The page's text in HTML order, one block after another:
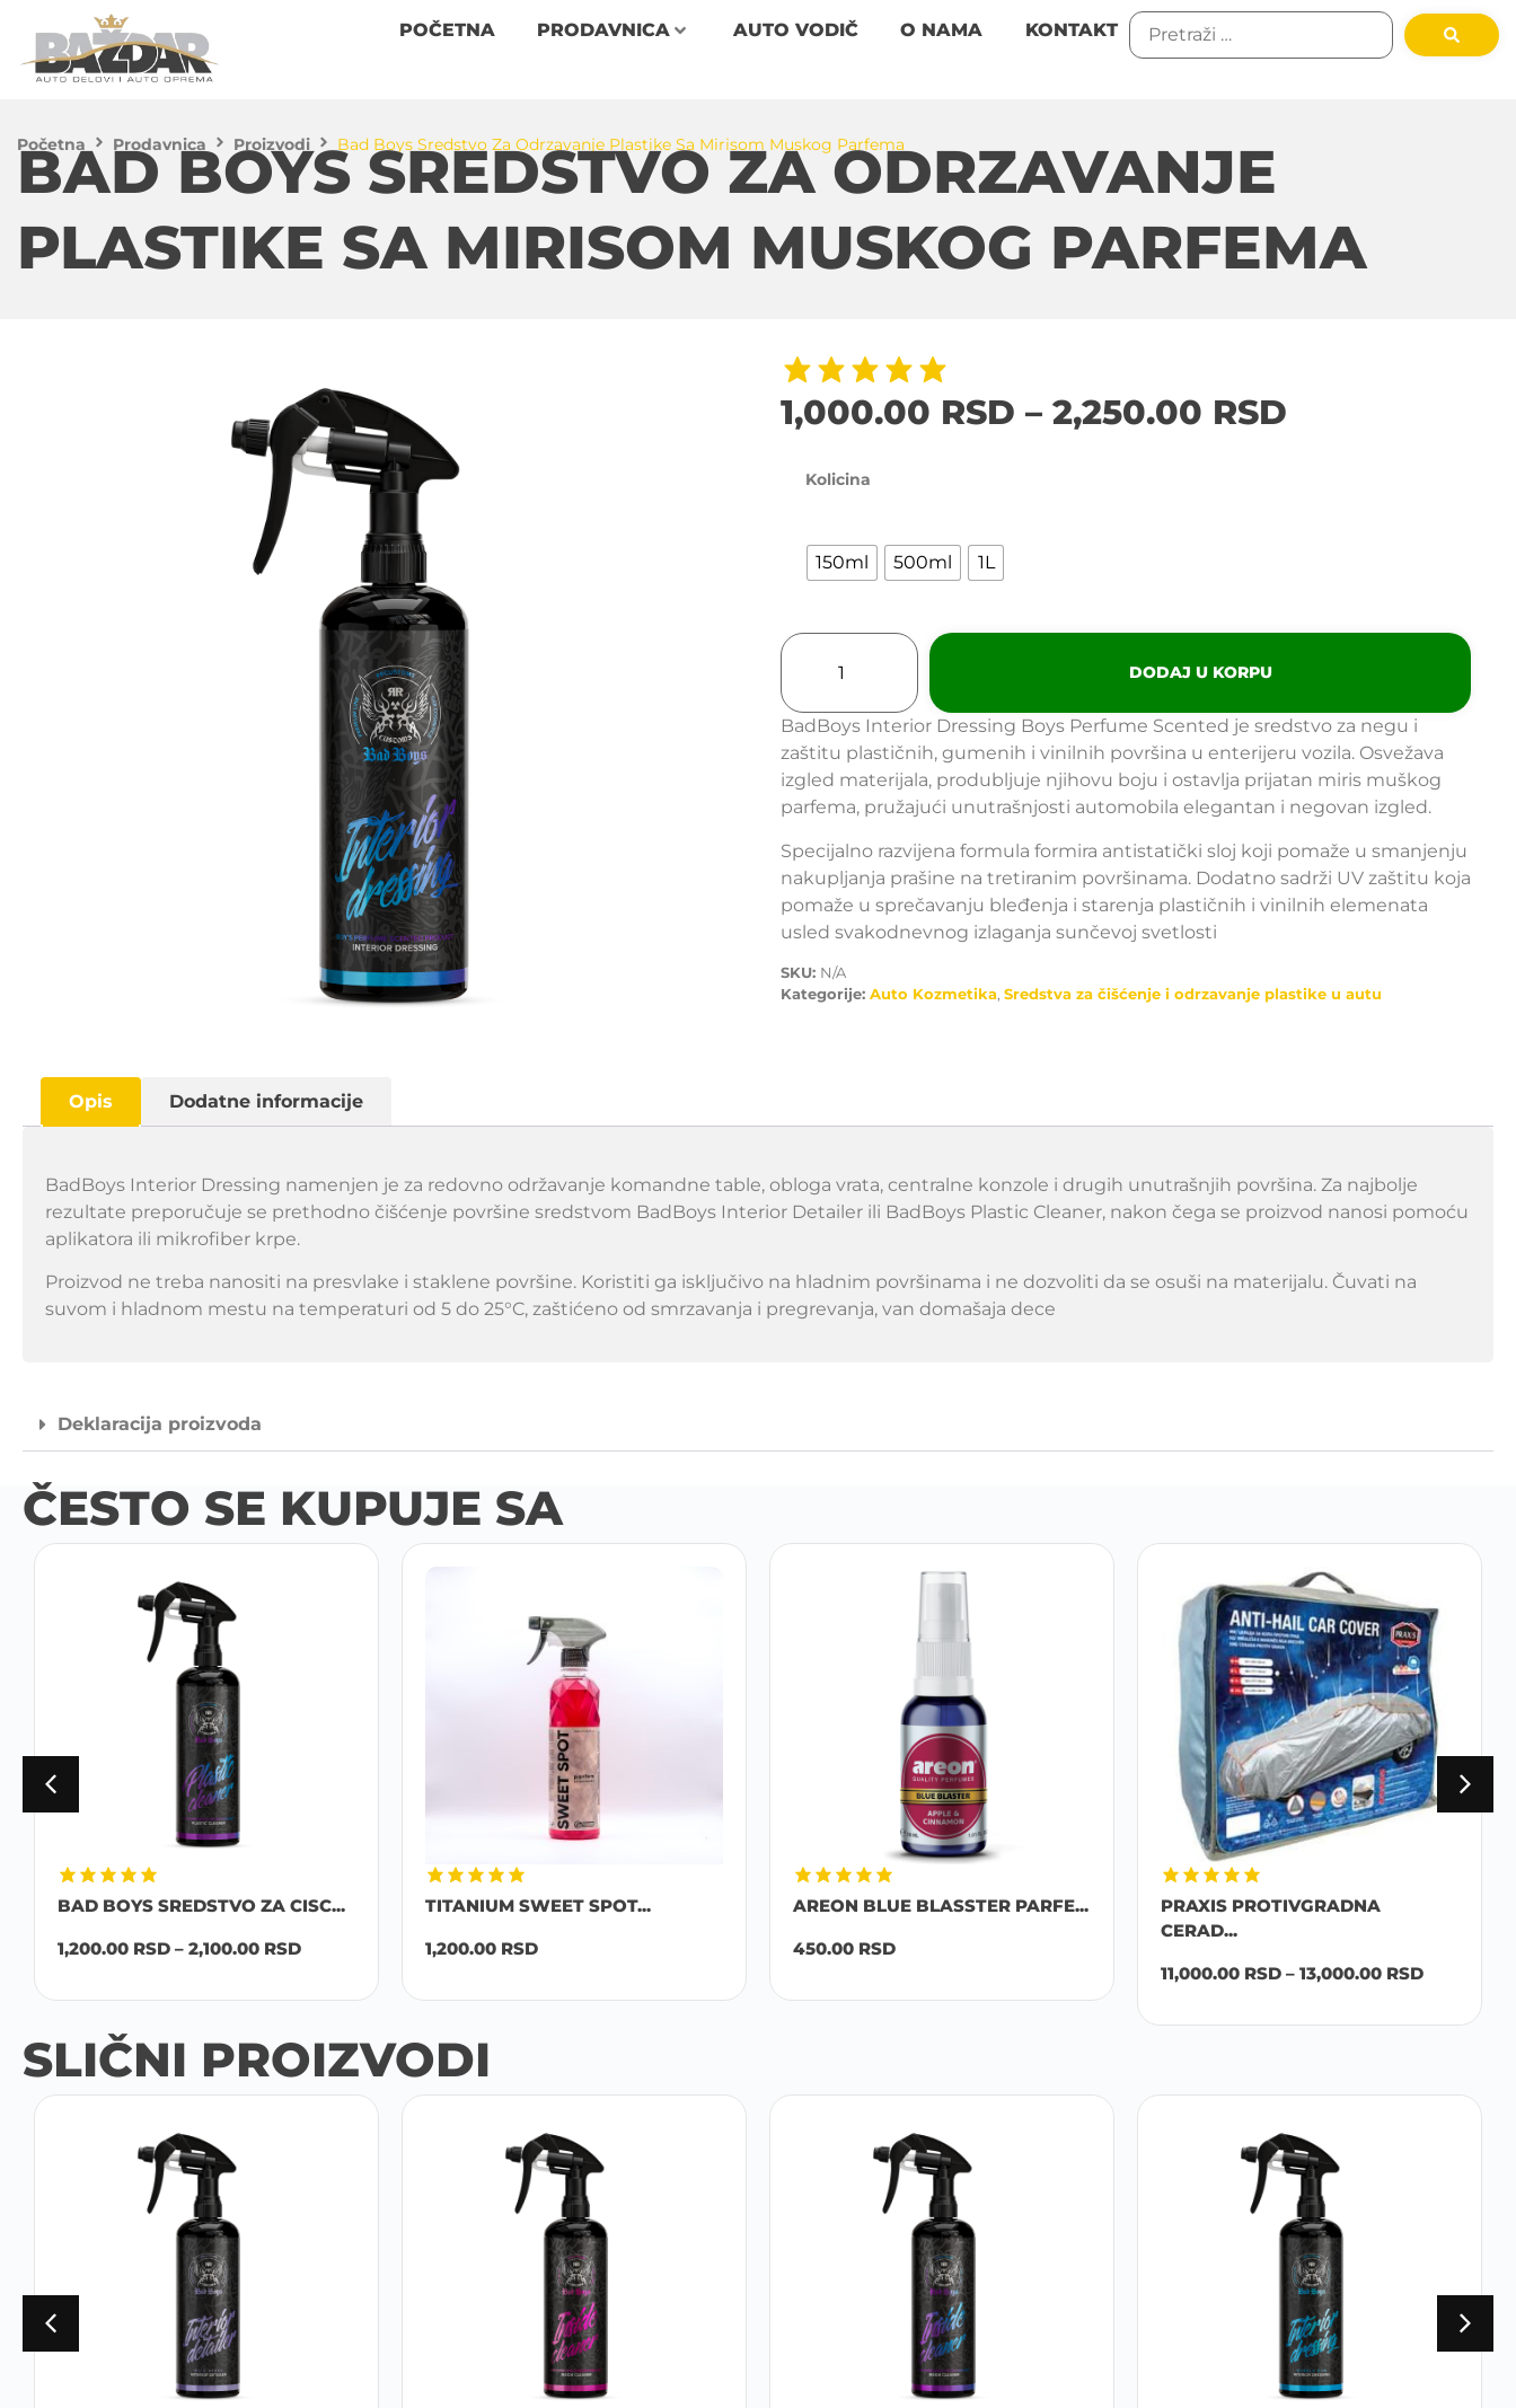
POČETNA PRODAVNICA AUTO VODIČ O NAMA KONTAKT
Početna Prodavnica Proizvodi Bad Boys Sredstvo Za Odrzavanje Plastike Sa Mirisom Muskog Parfema
BAD BOYS SREDSTVO ZA ODRZAVANJE
PLASTIKE SA MIRISOM MUSKOG PARFEMA
1,000.00 RSD – 2,250.00 RSD
Kolicina
150ml 500ml 1L
DODAJ U KORPU
BadBoys Interior Dressing Boys Perfume Scented je sredstvo za negu i
zaštitu plastičnih, gumenih i vinilnih površina u enterijeru vozila. Osvežava
izgled materijala, produbljuje njihovu boju i ostavlja prijatan miris muškog
parfema, pružajući unutrašnjosti automobila elegantan i negovan izgled.
Specijalno razvijena formula formira antistatički sloj koji pomaže u smanjenju
nakupljanja prašine na tretiranim površinama. Dodatno sadrži UV zaštitu koja
pomaže u sprečavanju bleđenja i starenja plastičnih i vinilnih elemenata
usled svakodnevnog izlaganja sunčevoj svetlosti
SKU: N/A
Kategorije: Auto Kozmetika, Sredstva za čišćenje i odrzavanje plastike u autu
Opis Dodatne informacije
BadBoys Interior Dressing namenjen je za redovno održavanje komandne table, obloga vrata, centralne konzole i drugih unutrašnjih površina. Za najbolje
rezultate preporučuje se prethodno čišćenje površine sredstvom BadBoys Interior Detailer ili BadBoys Plastic Cleaner, nakon čega se proizvod nanosi pomoću
aplikatora ili mikrofiber krpe.
Proizvod ne treba nanositi na presvlake i staklene površine. Koristiti ga isključivo na hladnim površinama i ne dozvoliti da se osuši na materijalu. Čuvati na
suvom i hladnom mestu na temperaturi od 5 do 25°C, zaštićeno od smrzavanja i pregrevanja, van domašaja dece
Deklaracija proizvoda
ČESTO SE KUPUJE SA
BAD BOYS SREDSTVO ZA CISC...
1,200.00 RSD – 2,100.00 RSD
TITANIUM SWEET SPOT...
1,200.00 RSD
AREON BLUE BLASSTER PARFE...
450.00 RSD
PRAXIS PROTIVGRADNA
CERAD...
11,000.00 RSD – 13,000.00 RSD
SLIČNI PROIZVODI